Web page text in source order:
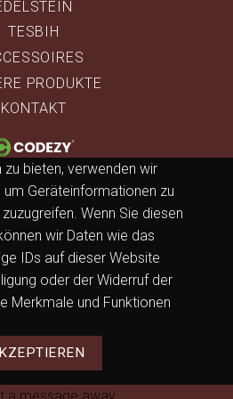
TESBIH
PRODUKTE
KONTAKT
zu bieten, verwenden wir
Geräteinformationen zu
Wenn Sie diesen
wir Daten wie das
IDs auf dieser Website
oder der Widerruf der
Merkmale und Funktionen
a message away